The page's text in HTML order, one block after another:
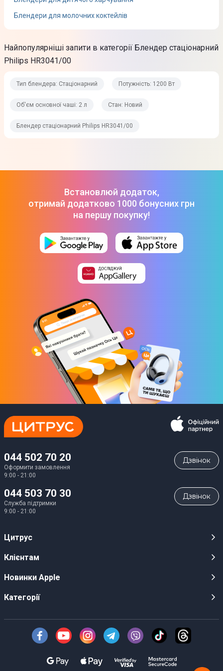
Матеріал корпусу
Скло
Пластик
Чорний
Вага
47,7 х 19,4 х 20,5 см
Габарити упаковки (ВхШхГ)
Комплектація
Юридична інформація
Товар може відрізнятись від представленого на фото,
характеристики та комплектація можуть бути змінені
виробником. Деталі уточнюйте у менеджера
Завантаження
Завантажити(2.66 MB)
Блендери для молочних коктейлів
Найпопулярніші запити в категорії Блендер стаціонарний
Philips HR3041/00
Тип блендера: Стаціонарний Потужність: 1200 Вт
Об'єм основної чаші: 2 л Стан: Новий
Блендер стаціонарний Philips HR3041/00
Встановлюй додаток,
отримай додатково 1000 бонусних грн
на першу покупку!
044 502 70 20
Оформити замовлення
9:00 - 21:00
Дзвiнок
044 503 70 30
Служба підтримки
9:00 - 21:00
Дзвiнок
Цитрус
Кар’єра
Оптовим клієнтам
Про Компанію
Безготівковий розрахунок
Клієнтам
Публічні оферти
Інструкції та прошивки
Доставка
Новинки Apple
iPhone 17
iPhone Air
Категорії
Техніка Apple
Смартфони
Техніка для кухні